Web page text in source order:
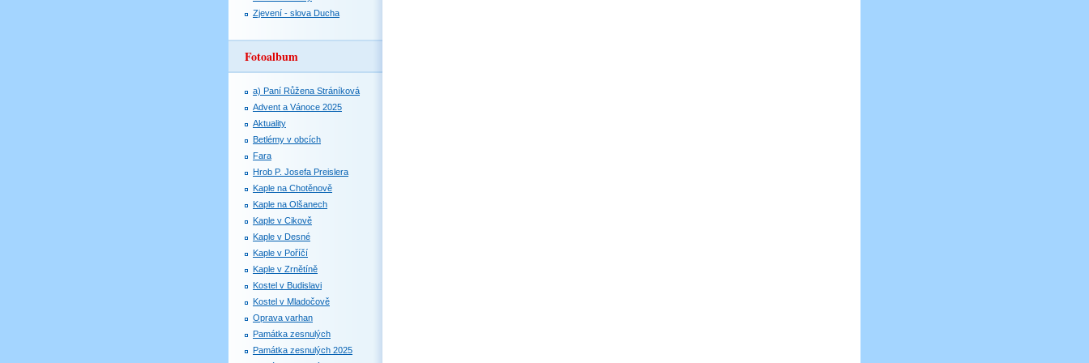
Zjevení - slova Ducha
Fotoalbum
a) Paní Růžena Stráníková
Advent a Vánoce 2025
Aktuality
Betlémy v obcích
Fara
Hrob P. Josefa Preislera
Kaple na Chotěnově
Kaple na Olšanech
Kaple v Cikově
Kaple v Desné
Kaple v Poříčí
Kaple v Zrnětíně
Kostel v Budislavi
Kostel v Mladočově
Oprava varhan
Památka zesnulých
Památka zesnulých 2025